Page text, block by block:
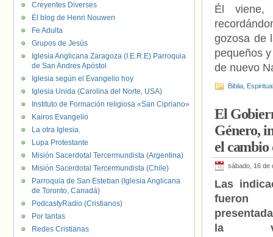
Él viene,
gozosa de
pequeños
de nuevo
Biblia
El
Género,
el cambio
sábado, 16 de
Las
fueron
la
Creyentes Diverses
El blog de Henri Nouwen
Fe Adulta
Grupos de Jesús
Iglesia Anglicana Zaragoza (I.E.R.E) Parroquia
de San Andres Apóstol
Iglesia según el Evangelio hoy
Iglesia Unida (Carolina del Norte, USA)
Instituto de Formación religiosa «San Cipriano»
Kairos Evangelio
La otra Iglesia.
Lupa Protestante
Misión Sacerdotal Tercermundista (Argentina)
Misión Sacerdotal Tercermundista (Chile)
Parroquia de San Esteban (Iglesia Anglicana
de Toronto, Canadá)
PodcastyRadio (Cristianos)
Por tantas
Redes Cristianas